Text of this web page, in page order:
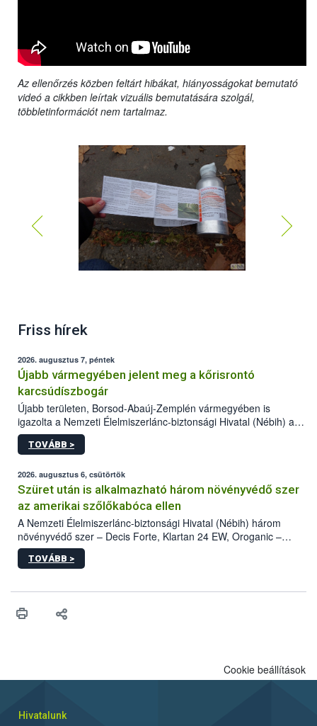
Az ellenőrzés közben feltárt hibákat, hiányosságokat bemutató
videó a cikkben leírtak vizuális bemutatására szolgál,
többletinformációt nem tartalmaz.
Friss hírek
2026. augusztus 7, péntek
Újabb vármegyében jelent meg a kőrisrontó
karcsúdíszbogár
Újabb területen, Borsod-Abaúj-Zemplén vármegyében is
igazolta a Nemzeti Élelmiszerlánc-biztonsági Hivatal (Nébih) a
kőrisrontó karcsúdíszbogár (Agrilus planipennis) jelenlétét. A
kártevőt nem csak színcsapdában találták meg, de már fertőzött
az intenzív felderítést, emellett az intézkedéseket a szlovák
hatósággal is összehangolják a terjedés megállítása érdekében.
TOVÁBB >
2026. augusztus 6, csütörtök
Szüret után is alkalmazható három növényvédő szer
az amerikai szőlőkabóca ellen
A Nemzeti Élelmiszerlánc-biztonsági Hivatal (Nébih) három
növényvédő szer – Decis Forte, Klartan 24 EW, Oroganic –
engedélyokiratát módosította, így azok a szüretet követően,
egészen a vesszőérettség (BBCH 91) stádiumáig
érésű szőlőkben is legyen lehetőség a károsító elleni további
felhasználók számára is elérhető és ökológiai termesztésben is
TOVÁBB >
Cookie beállítások
Hivatalunk